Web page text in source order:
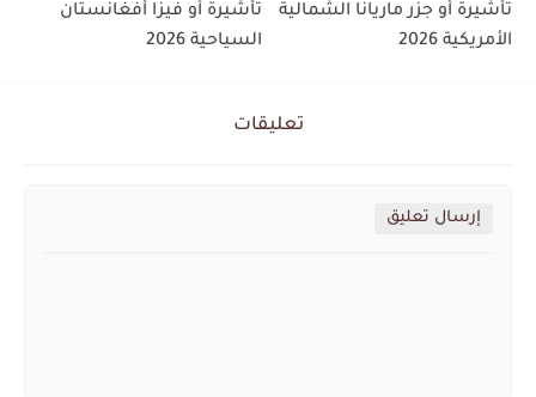
تأشيرة أو جزر ماريانا الشمالية
الأمريكية 2026
تأشيرة أو فيزا أفغانستان
السياحية 2026
تعليقات
إرسال تعليق